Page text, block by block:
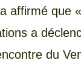
affirmé que
a
du